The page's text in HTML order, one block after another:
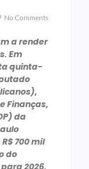
No Comments
a render
Em
quinta-
Finanças,
da
700 mil
do
2026.